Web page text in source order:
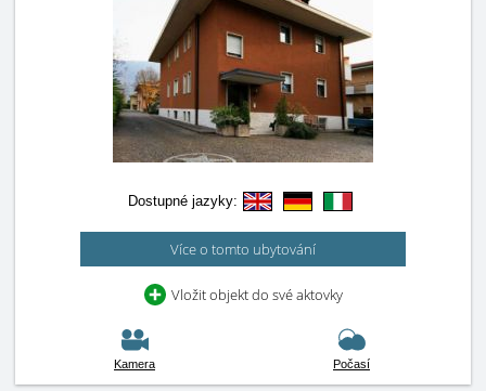
Dostupné jazyky:
Více o tomto ubytování
Vložit objekt do své aktovky
Kamera Počasí